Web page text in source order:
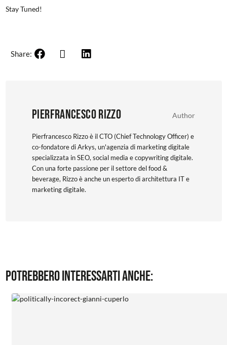
Stay Tuned!
Share:
Pierfrancesco Rizzo Author
Pierfrancesco Rizzo è il CTO (Chief Technology Officer) e
co-fondatore di Arkys, un'agenzia di marketing digitale
specializzata in SEO, social media e copywriting digitale.
Con una forte passione per il settore del food &
beverage, Rizzo è anche un esperto di architettura IT e
marketing digitale.
Potrebbero interessarti anche: